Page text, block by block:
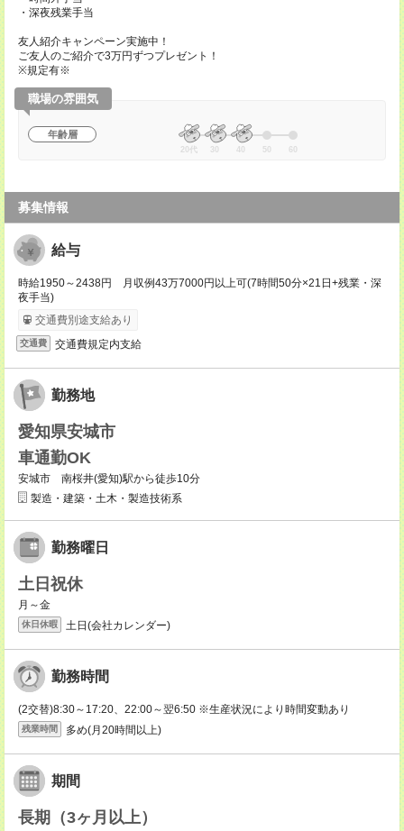
・深夜残業手当
友人紹介キャンペーン実施中！
ご友人のご紹介で3万円ずつプレゼント！
※規定有※
職場の雰囲気
年齢層
20代 30 40 50 60
募集情報
給与
時給1950～2438円 月収例43万7000円以上可(7時間50分×21日+残業・深
夜手当)
交通費別途支給あり
交通費 交通費規定内支給
勤務地
愛知県安城市
車通勤OK
安城市 南桜井(愛知)駅から徒歩10分
製造・建築・土木・製造技術系
勤務曜日
土日祝休
月～金
休日休暇 土日(会社カレンダー)
勤務時間
(2交替)8:30～17:20、22:00～翌6:50 ※生産状況により時間変動あり
残業時間 多め(月20時間以上)
期間
長期（3ヶ月以上）